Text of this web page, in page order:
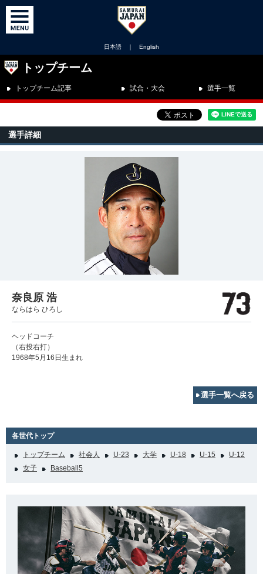
日本語 ｜ English
トップチーム
トップチーム記事 試合・大会 選手一覧
選手詳細
奈良原 浩
ならはら ひろし
ヘッドコーチ
（右投右打）
1968年5月16日生まれ
選手一覧へ戻る
各世代トップ
トップチーム 社会人 U-23 大学 U-18 U-15
U-12
女子
Baseball5